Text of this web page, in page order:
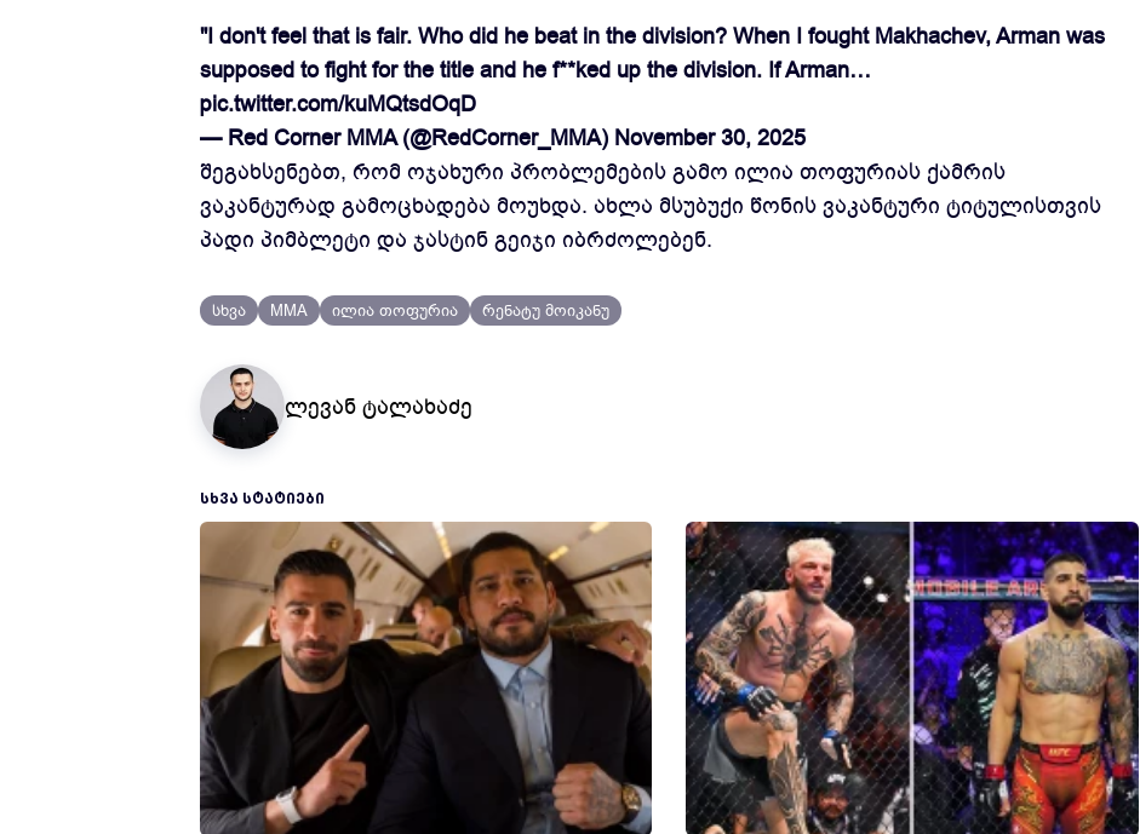
"I don't feel that is fair. Who did he beat in the division? When I fought Makhachev, Arman was
supposed to fight for the title and he f**ked up the division. If Arman…
pic.twitter.com/kuMQtsdOqD
— Red Corner MMA (@RedCorner_MMA) November 30, 2025
შეგახსენებთ, რომ ოჯახური პრობლემების გამო ილია თოფურიას ქამრის
ვაკანტურად გამოცხადება მოუხდა. ახლა მსუბუქი წონის ვაკანტური ტიტულისთვის
პადი პიმბლეტი და ჯასტინ გეიჯი იბრძოლებენ.
სხვა MMA ილია თოფურია რენატუ მოიკანუ
ლევან ტალახაძე
ᲡᲮᲕᲐ ᲡᲢᲐᲢᲘᲔᲑᲘ